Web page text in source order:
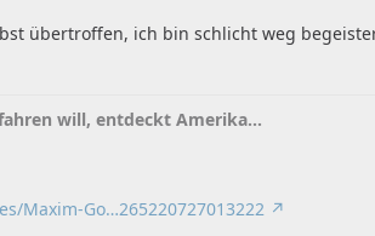
übertroffen, ich bin schlicht weg
will, entdeckt Amerika...
Maxim-Go…265220727013222